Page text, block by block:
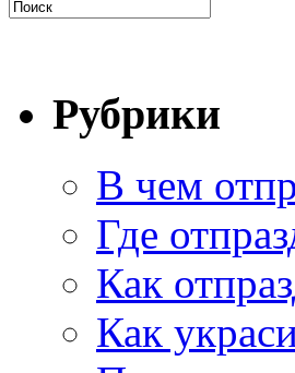
Рубрики
В чем
Где
Как
Как